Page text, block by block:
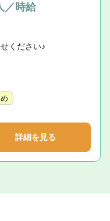
／時給
ください♪
詳細を見る